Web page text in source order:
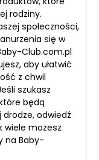
rodziny.
społeczności,
się w
Club.com.pl
aby ułatwić
z chwil
szukasz
będą
odwiedź
wiele możesz
na Baby-